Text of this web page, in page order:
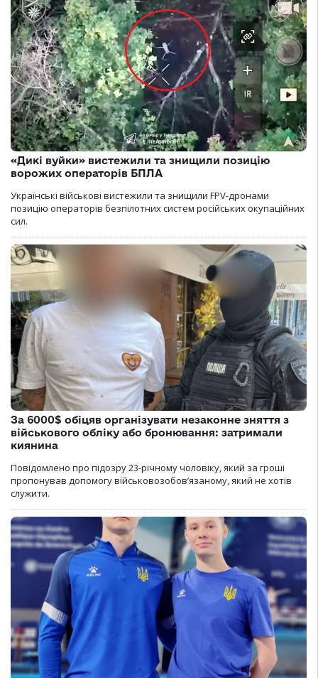
«Дикі вуйки» вистежили та знищили позицію
ворожих операторів БПЛА
Українські військові вистежили та знищили FPV-дронами
позицію операторів безпілотних систем російських окупаційних
сил.
За 6000$ обіцяв організувати незаконне зняття з
військового обліку або бронювання: затримали
киянина
Повідомлено про підозру 23-річному чоловіку, який за гроші
пропонував допомогу військовозобов’язаному, який не хотів
служити.